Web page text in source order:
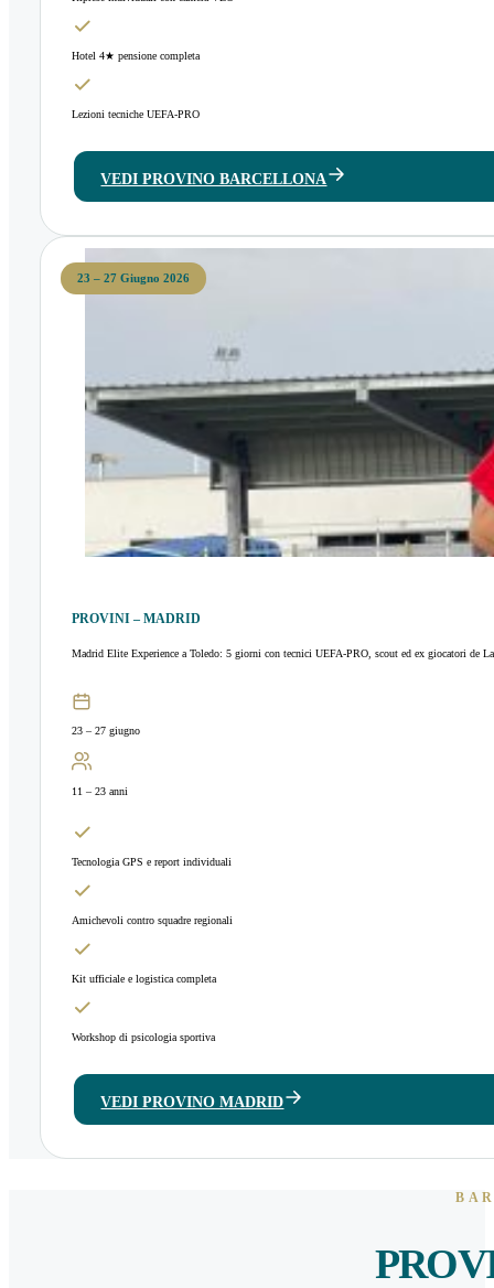
Hotel 4★ pensione completa
Lezioni tecniche UEFA-PRO
VEDI PROVINO BARCELLONA
23 – 27 Giugno 2026
PROVINI – MADRID
Madrid Elite Experience a Toledo: 5 giorni con tecnici UEFA-PRO, scout ed ex giocatori de
23 – 27 giugno
11 – 23 anni
Tecnologia GPS e report individuali
Amichevoli contro squadre regionali
Kit ufficiale e logistica completa
Workshop di psicologia sportiva
VEDI PROVINO MADRID